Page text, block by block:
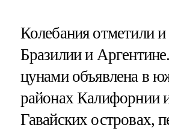
Колебания отметили
Бразилии и
цунами объявлена в
районах Калифорнии
Гавайских островах,